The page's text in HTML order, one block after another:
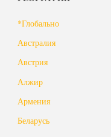
*Глобально
Австралия
Австрия
Алжир
Армения
Беларусь